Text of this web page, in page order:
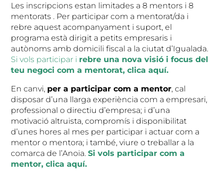
Les inscripcions estan limitades a 8 mentors i 8
mentorats . Per participar com a mentorat/da i
rebre aquest acompanyament i suport, el
programa està dirigit a petits empresaris i
autònoms amb domicili fiscal a la ciutat d’Igualada.
Si vols participar i rebre una nova visió i focus del
teu negoci com a mentorat, clica aquí.
En canvi, per a participar com a mentor, cal
disposar d’una llarga experiència com a empresari,
professional o directiu d’empresa; i d’una
motivació altruista, compromís i disponibilitat
d’unes hores al mes per participar i actuar com a
mentor o mentora; i també, viure o treballar a la
comarca de l’Anoia.Si vols participar com a
mentor, clica aquí.